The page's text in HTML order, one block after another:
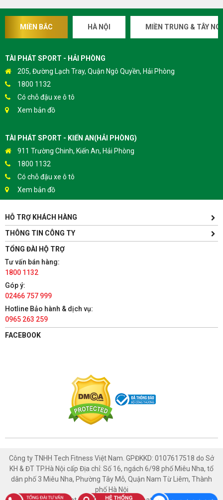
MIỀN BẮC HÀ NỘI MIỀN TRUNG & TÂY
TÀI PHÁT SPORT - HẢI PHÒNG
205, Đường Lạch Tray, Quận Ngô Quyền, Hải Phòng
1800 1132
Có chỗ đậu xe ô tô
Xem bản đồ
TÀI PHÁT SPORT - KIẾN AN(HẢI PHÒNG)
911 Trường Chinh, Kiến An, Hải Phòng
1800 1132
Có chỗ đậu xe ô tô
Xem bản đồ
TÀI PHÁT SPORT - HƯNG YÊN
Yên Lịch, Xã Dân Tiến, Huyện Khoái Châu, Hưng Yên(Gần
Trường ĐH Sư Phạm Kỹ Thuật Hưng Yên cách 300m)
1800 1132
Có chỗ đậu xe ô tô
TÀI PHÁT SPORT - HÀ NAM
86 Châu Cầu, Phường Minh Khai, Thành phố Phủ Lý, Hà Nam
1800 1132
TÀI PHÁT SPORT - NAM ĐỊNH
447 Trường Chinh, Phường Thống Nhất, Thành phố Nam Định,
Có chỗ đậu xe ô tô
TÀI PHÁT SPORT - HÒA BÌNH
1129 Đường An Dương Vương, Tổ 2, Phường Thống Nhất,
TỔNG ĐÀI HỘ TRỢ
Tư vấn bán hàng:
1800 1132
Góp ý:
02466 757 999
Hotline Bảo hành & dịch vụ:
0965 263 259
HỖ TRỢ KHÁCH HÀNG
THÔNG TIN CÔNG TY
FACEBOOK
Công ty TNHH Tech Fitness Việt Nam. GPĐKKD: 0107617518 do Sở
KH & ĐT TP.Hà Nội cấp Địa chỉ: Số 16, ngách 6/98 phố Miêu Nha, tổ
dân phố 3 Miêu Nha, Phường Tây Mỗ, Quận Nam Từ Liêm, Thành
phố Hà Nội